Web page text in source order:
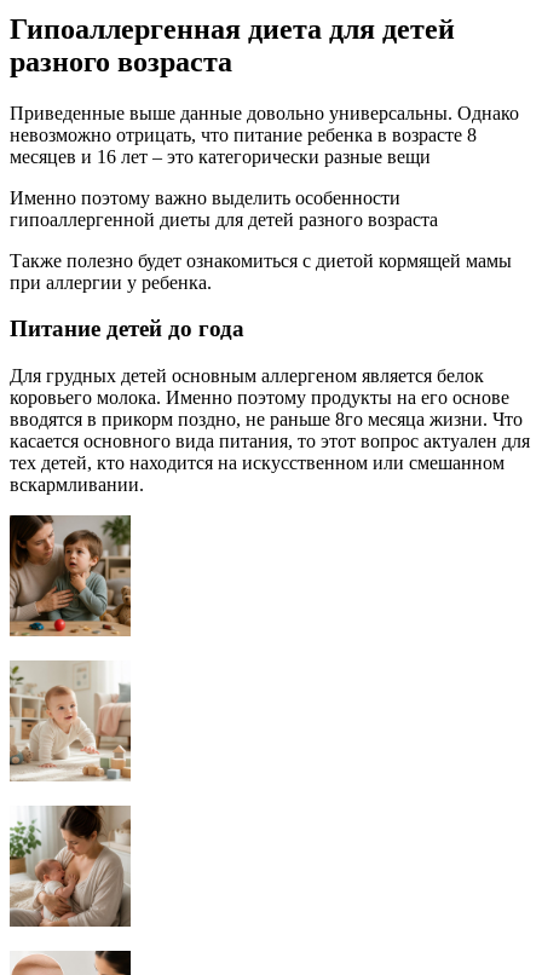
Гипоаллергенная диета для детей
разного возраста
Приведенные выше данные довольно универсальны. Однако
невозможно отрицать, что питание ребенка в возрасте 8
месяцев и 16 лет – это категорически разные вещи
Именно поэтому важно выделить особенности
гипоаллергенной диеты для детей разного возраста
Также полезно будет ознакомиться с диетой кормящей мамы
при аллергии у ребенка.
Питание детей до года
Для грудных детей основным аллергеном является белок
коровьего молока. Именно поэтому продукты на его основе
вводятся в прикорм поздно, не раньше 8го месяца жизни. Что
касается основного вида питания, то этот вопрос актуален для
тех детей, кто находится на искусственном или смешанном
вскармливании.